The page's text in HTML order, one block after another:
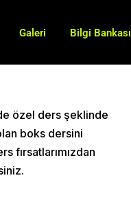
Galeri Bilgi Bankası
2020 Boks
özel ders şeklinde
boks dersini
fırsatlarımızdan